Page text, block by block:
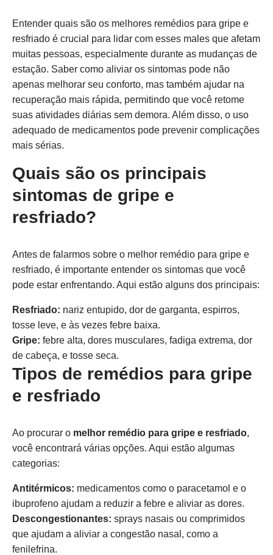
Entender quais são os melhores remédios para gripe e
resfriado é crucial para lidar com esses males que afetam
muitas pessoas, especialmente durante as mudanças de
estação. Saber como aliviar os sintomas pode não
apenas melhorar seu conforto, mas também ajudar na
recuperação mais rápida, permitindo que você retome
suas atividades diárias sem demora. Além disso, o uso
adequado de medicamentos pode prevenir complicações
mais sérias.
Quais são os principais
sintomas de gripe e
resfriado?
Antes de falarmos sobre o melhor remédio para gripe e
resfriado, é importante entender os sintomas que você
pode estar enfrentando. Aqui estão alguns dos principais:
Resfriado: nariz entupido, dor de garganta, espirros,
tosse leve, e às vezes febre baixa.
Gripe: febre alta, dores musculares, fadiga extrema, dor
de cabeça, e tosse seca.
Tipos de remédios para gripe
e resfriado
Ao procurar o melhor remédio para gripe e resfriado,
você encontrará várias opções. Aqui estão algumas
categorias:
Antitérmicos: medicamentos como o paracetamol e o
ibuprofeno ajudam a reduzir a febre e aliviar as dores.
Descongestionantes: sprays nasais ou comprimidos
que ajudam a aliviar a congestão nasal, como a
fenilefrina.